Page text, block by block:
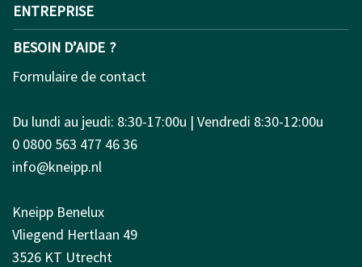
ENTREPRISE
BESOIN D’AIDE ?
Formulaire de contact
Du lundi au jeudi: 8:30-17:00u | Vendredi 8:30-12:00u
0 0800 563 477 46 36
info@kneipp.nl
Kneipp Benelux
Vliegend Hertlaan 49
3526 KT Utrecht